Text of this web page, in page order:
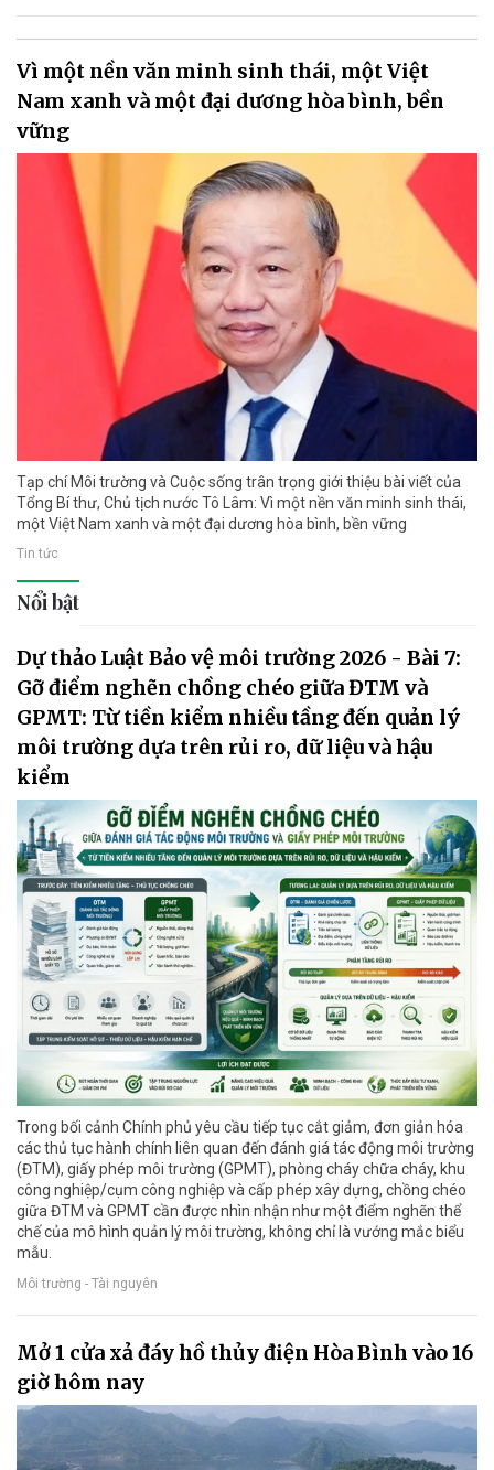
Vì một nền văn minh sinh thái, một Việt
Nam xanh và một đại dương hòa bình, bền
vững
Tạp chí Môi trường và Cuộc sống trân trọng giới thiệu bài viết của
Tổng Bí thư, Chủ tịch nước Tô Lâm: Vì một nền văn minh sinh thái,
một Việt Nam xanh và một đại dương hòa bình, bền vững
Tin tức
Nổi bật
Dự thảo Luật Bảo vệ môi trường 2026 - Bài 7:
Gỡ điểm nghẽn chồng chéo giữa ĐTM và
GPMT: Từ tiền kiểm nhiều tầng đến quản lý
môi trường dựa trên rủi ro, dữ liệu và hậu
kiểm
Trong bối cảnh Chính phủ yêu cầu tiếp tục cắt giảm, đơn giản hóa
các thủ tục hành chính liên quan đến đánh giá tác động môi trường
(ĐTM), giấy phép môi trường (GPMT), phòng cháy chữa cháy, khu
công nghiệp/cụm công nghiệp và cấp phép xây dựng, chồng chéo
giữa ĐTM và GPMT cần được nhìn nhận như một điểm nghẽn thể
chế của mô hình quản lý môi trường, không chỉ là vướng mắc biểu
mẫu.
Môi trường - Tài nguyên
Mở 1 cửa xả đáy hồ thủy điện Hòa Bình vào 16
giờ hôm nay